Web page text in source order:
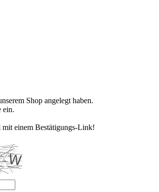
Shop angelegt haben.
ein.
einem Bestätigungs-Link!